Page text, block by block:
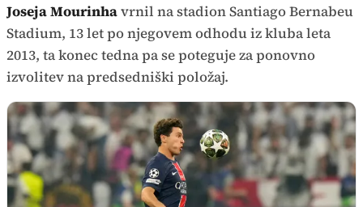
Joseja Mourinhavrnil na stadion Santiago Bernabeu
Stadium, 13 let po njegovem odhodu iz kluba leta
2013, ta konec tedna pa se poteguje za ponovno
izvolitev na predsedniški položaj.